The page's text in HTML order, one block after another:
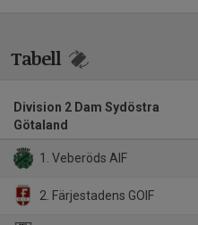
Tabell
Division 2 Dam Sydöstra
Götaland
1. Veberöds AIF
2. Färjestadens GOIF